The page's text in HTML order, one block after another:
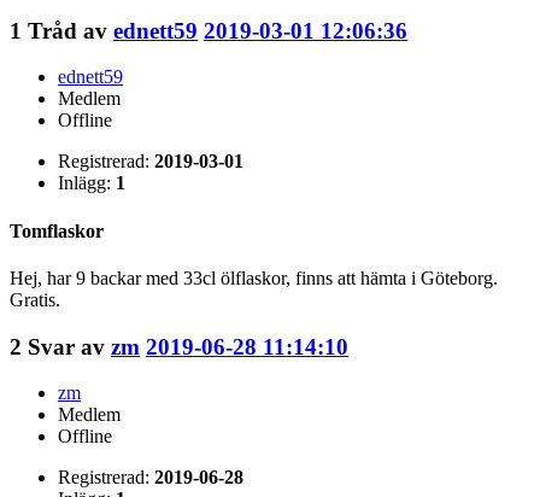
1 Tråd av ednett59 2019-03-01 12:06:36
ednett59
Medlem
Offline
Registrerad: 2019-03-01
Inlägg: 1
Tomflaskor
Hej, har 9 backar med 33cl ölflaskor, finns att hämta i Göteborg.
Gratis.
2 Svar av zm 2019-06-28 11:14:10
zm
Medlem
Offline
Registrerad: 2019-06-28